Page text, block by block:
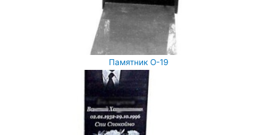
Памятник О-19